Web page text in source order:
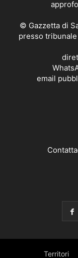
© Gazzetta di
presso
email
Territori